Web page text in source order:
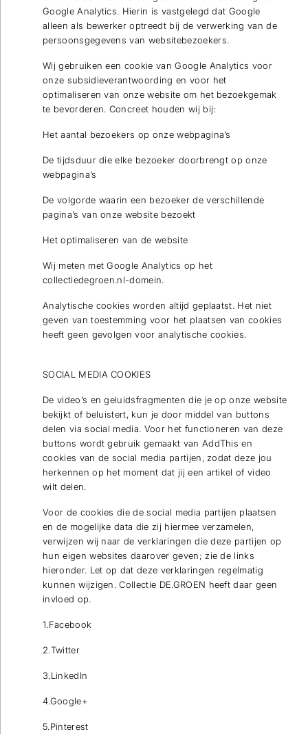
Google Analytics. Hierin is vastgelegd dat Google
alleen als bewerker optreedt bij de verwerking van de
persoonsgegevens van websitebezoekers.
Wij gebruiken een cookie van Google Analytics voor
onze subsidieverantwoording en voor het
optimaliseren van onze website om het bezoekgemak
te bevorderen. Concreet houden wij bij:
Het aantal bezoekers op onze webpagina’s
De tijdsduur die elke bezoeker doorbrengt op onze
webpagina’s
De volgorde waarin een bezoeker de verschillende
pagina’s van onze website bezoekt
Het optimaliseren van de website
Wij meten met Google Analytics op het
collectiedegroen.nl-domein.
Analytische cookies worden altijd geplaatst. Het niet
geven van toestemming voor het plaatsen van cookies
heeft geen gevolgen voor analytische cookies.
SOCIAL MEDIA COOKIES
De video’s en geluidsfragmenten die je op onze website
bekijkt of beluistert, kun je door middel van buttons
delen via social media. Voor het functioneren van deze
buttons wordt gebruik gemaakt van AddThis en
cookies van de social media partijen, zodat deze jou
herkennen op het moment dat jij een artikel of video
wilt delen.
Voor de cookies die de social media partijen plaatsen
en de mogelijke data die zij hiermee verzamelen,
verwijzen wij naar de verklaringen die deze partijen op
hun eigen websites daarover geven; zie de links
hieronder. Let op dat deze verklaringen regelmatig
kunnen wijzigen. Collectie DE.GROEN heeft daar geen
invloed op.
1.Facebook
2.Twitter
3.LinkedIn
4.Google+
5.Pinterest
Wilt u op de hoogte blijven dan kunt u zich hier
inschrijven voor onze nieuwsbrief.